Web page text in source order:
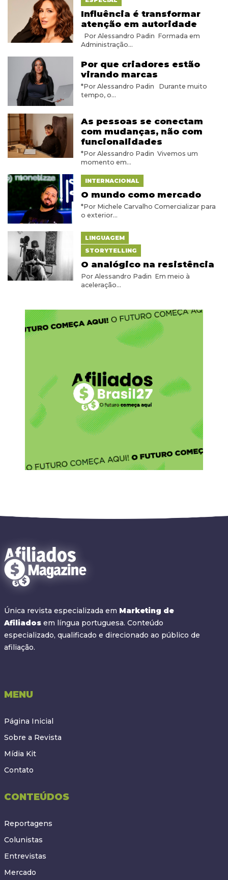
Influência é transformar
atenção em autoridade
Por Alessandro Padin Formada em
Administração...
Por que criadores estão
virando marcas
*Por Alessandro Padin Durante muito
tempo, o...
As pessoas se conectam
com mudanças, não com
funcionalidades
*Por Alessandro Padin Vivemos um
momento em...
INTERNACIONAL
O mundo como mercado
*Por Michele Carvalho Comercializar para
o exterior...
LINGUAGEM
STORYTELLING
O analógico na resistência
Por Alessandro Padin Em meio à
aceleração...
Única revista especializada em Marketing de
Afiliados em língua portuguesa. Conteúdo
especializado, qualificado e direcionado ao público de
afiliação.
MENU
Página Inicial
Sobre a Revista
Mídia Kit
Contato
CONTEÚDOS
Reportagens
Colunistas
Entrevistas
Mercado